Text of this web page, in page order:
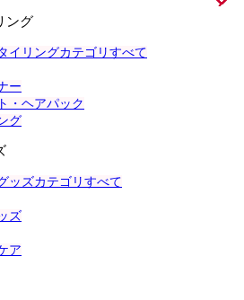
ング
イリングカテゴリすべて
ー
・ヘアパック
グ
ッズカテゴリすべて
ズ
ア